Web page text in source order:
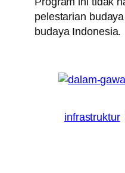
pelestarian
budaya Indonesia.
infrastruktur